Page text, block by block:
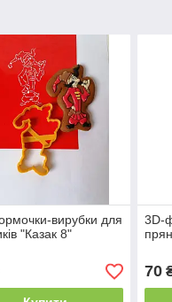
вирубки для
"Казак 8"
3D-
70